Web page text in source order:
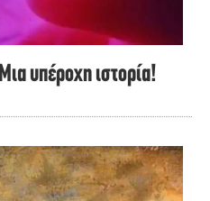
υπέροχη ιστορία!